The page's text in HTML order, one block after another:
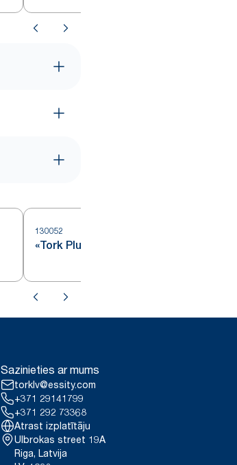
130052
«Tork Plus» papīrs slaucīšanai
Sazinieties ar mums
torklv@essity.com
+371 29141799
+371 292 73368
Atrast izplatītāju
Ulbrokas street 19A
Riga, Latvija